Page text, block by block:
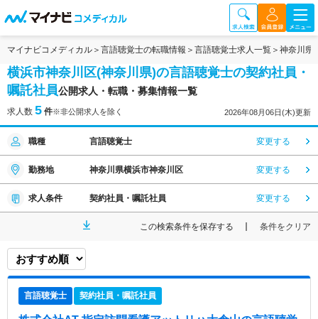
マイナビコメディカル 言語聴覚士の転職情報 言語聴覚士求人一覧 神奈川県
横浜市神奈川区(神奈川県)の言語聴覚士の契約社員・
嘱託社員公開求人・転職・募集情報一覧
求人数 5 件※非公開求人を除く 2026年08月06日(木)更新
職種 言語聴覚士 変更する
勤務地 神奈川県横浜市神奈川区 変更する
求人条件 契約社員・嘱託社員 変更する
この検索条件を保存する 条件をクリア
言語聴覚士 契約社員・嘱託社員